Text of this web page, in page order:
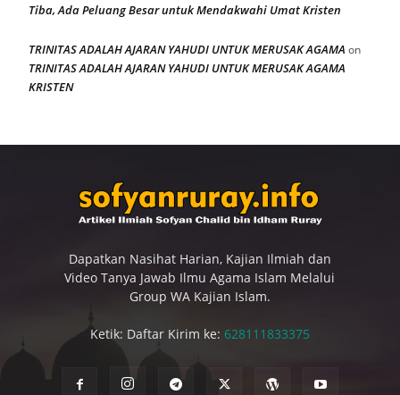
Tiba, Ada Peluang Besar untuk Mendakwahi Umat Kristen
TRINITAS ADALAH AJARAN YAHUDI UNTUK MERUSAK AGAMA on
TRINITAS ADALAH AJARAN YAHUDI UNTUK MERUSAK AGAMA
KRISTEN
Dapatkan Nasihat Harian, Kajian Ilmiah dan
Video Tanya Jawab Ilmu Agama Islam Melalui
Group WA Kajian Islam.
Ketik: Daftar Kirim ke: 628111833375